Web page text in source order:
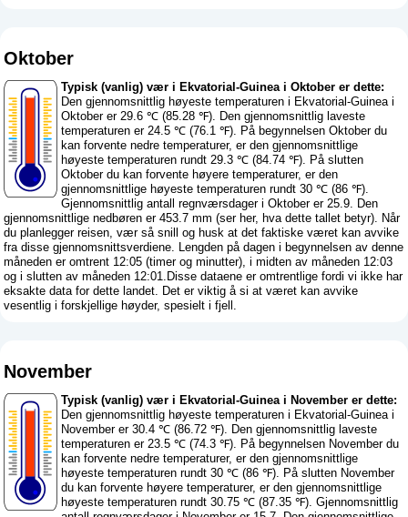
Oktober
Typisk (vanlig) vær i Ekvatorial-Guinea i Oktober er dette:
Den gjennomsnittlig høyeste temperaturen i Ekvatorial-Guinea i
Oktober er 29.6 ℃ (85.28 ℉). Den gjennomsnittlig laveste
temperaturen er 24.5 ℃ (76.1 ℉). På begynnelsen Oktober du
kan forvente nedre temperaturer, er den gjennomsnittlige
høyeste temperaturen rundt 29.3 ℃ (84.74 ℉). På slutten
Oktober du kan forvente høyere temperaturer, er den
gjennomsnittlige høyeste temperaturen rundt 30 ℃ (86 ℉).
Gjennomsnittlig antall regnværsdager i Oktober er 25.9. Den
gjennomsnittlige nedbøren er 453.7 mm (ser her, hva dette tallet betyr). Når
du planlegger reisen, vær så snill og husk at det faktiske været kan avvike
fra disse gjennomsnittsverdiene. Lengden på dagen i begynnelsen av denne
måneden er omtrent 12:05 (timer og minutter), i midten av måneden 12:03
og i slutten av måneden 12:01.Disse dataene er omtrentlige fordi vi ikke har
eksakte data for dette landet. Det er viktig å si at været kan avvike
vesentlig i forskjellige høyder, spesielt i fjell.
November
Typisk (vanlig) vær i Ekvatorial-Guinea i November er dette:
Den gjennomsnittlig høyeste temperaturen i Ekvatorial-Guinea i
November er 30.4 ℃ (86.72 ℉). Den gjennomsnittlig laveste
temperaturen er 23.5 ℃ (74.3 ℉). På begynnelsen November du
kan forvente nedre temperaturer, er den gjennomsnittlige
høyeste temperaturen rundt 30 ℃ (86 ℉). På slutten November
du kan forvente høyere temperaturer, er den gjennomsnittlige
høyeste temperaturen rundt 30.75 ℃ (87.35 ℉). Gjennomsnittlig